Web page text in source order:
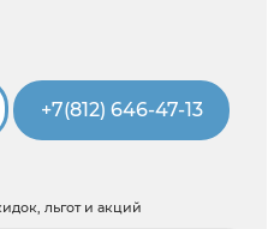
+7(812) 646-47-13
льгот и акций